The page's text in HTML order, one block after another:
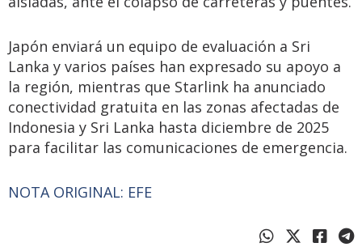
Japón enviará un equipo de evaluación a Sri
Lanka y varios países han expresado su apoyo a
la región, mientras que Starlink ha anunciado
conectividad gratuita en las zonas afectadas de
Indonesia y Sri Lanka hasta diciembre de 2025
para facilitar las comunicaciones de emergencia.
NOTA ORIGINAL: EFE